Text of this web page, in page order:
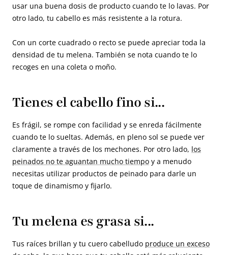
usar una buena dosis de producto cuando te lo lavas. Por
otro lado, tu cabello es más resistente a la rotura.
Con un corte cuadrado o recto se puede apreciar toda la
densidad de tu melena. También se nota cuando te lo
recoges en una coleta o moño.
Tienes el cabello fino si...
Es frágil, se rompe con facilidad y se enreda fácilmente
cuando te lo sueltas. Además, en pleno sol se puede ver
claramente a través de los mechones. Por otro lado, los
peinados no te aguantan mucho tiempo y a menudo
necesitas utilizar productos de peinado para darle un
toque de dinamismo y fijarlo.
Tu melena es grasa si...
Tus raíces brillan y tu cuero cabelludo produce un exceso